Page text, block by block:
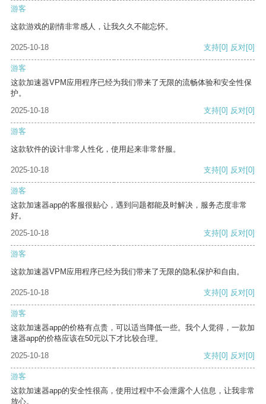
游客
这款游戏的剧情非常感人，让我久久不能忘怀。
2025-10-18 支持[0] 反对[0]
游客
这款加速器VPM应用程序已经为我们带来了无限的流畅体验和安全性保
护。
2025-10-18
支持[0] 反对[0]
游客
这款软件的设计非常人性化，使用起来非常舒服。
2025-10-18 支持[0] 反对[0]
游客
这款加速器app的客服很贴心，遇到问题都能及时解决，服务态度非常
好。
2025-10-18
支持[0] 反对[0]
游客
这款加速器VPM应用程序已经为我们带来了无限的隐私保护和自由。
2025-10-18 支持[0] 反对[0]
游客
这款加速器app的价格有点贵，可以适当降低一些。我个人觉得，一款加
速器app的价格应该在50元以下才比较合理。
2025-10-18
支持[0] 反对[0]
游客
这款加速器app的安全性很高，使用过程中不会泄露个人信息，让我非常
放心。